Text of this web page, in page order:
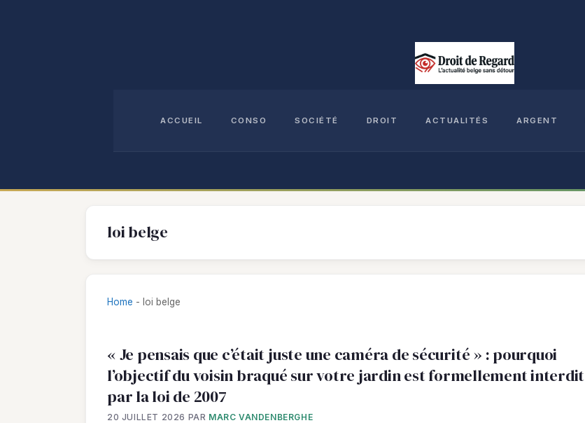
ACCUEIL CONSO SOCIÉTÉ DROIT ACTUALITÉS ARGENT
loi belge
Home - loi belge
« Je pensais que c’était juste une caméra de sécurité » : pourquoi
l’objectif du voisin braqué sur votre jardin est formellement interdit
par la loi de 2007
20 JUILLET 2026 PAR MARC VANDENBERGHE